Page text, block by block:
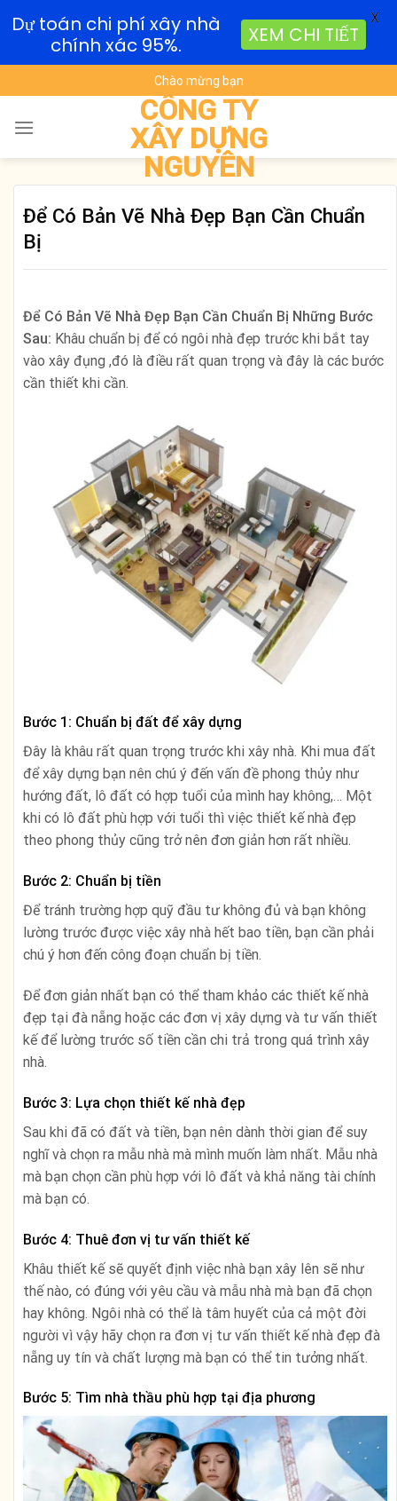
to
content
Chào mừng bạn
CÔNG TY
XÂY DỰNG
NGUYÊN
Để Có Bản Vẽ Nhà Đẹp Bạn Cần Chuẩn
Bị
Để Có Bản Vẽ Nhà Đẹp Bạn Cần Chuẩn Bị Những Bước
Sau: Khâu chuẩn bị để có ngôi nhà đẹp trước khi bắt tay
vào xây đụng ,đó là điều rất quan trọng và đây là các bước
cần thiết khi cần.
Bước 1: Chuẩn bị đất để xây dựng
Đây là khâu rất quan trọng trước khi xây nhà. Khi mua đất
để xây dựng bạn nên chú ý đến vấn đề phong thủy như
hướng đất, lô đất có hợp tuổi của mình hay không,… Một
khi có lô đất phù hợp với tuổi thì việc thiết kế nhà đẹp
theo phong thủy cũng trở nên đơn giản hơn rất nhiều.
Bước 2: Chuẩn bị tiền
Để tránh trường hợp quỹ đầu tư không đủ và bạn không
lường trước được việc xây nhà hết bao tiền, bạn cần phải
chú ý hơn đến công đoạn chuẩn bị tiền.
Để đơn giản nhất bạn có thể tham khảo các thiết kế nhà
đẹp tại đà nẵng hoặc các đơn vị xây dựng và tư vấn thiết
kế để lường trước số tiền cần chi trả trong quá trình xây
nhà.
Bước 3: Lựa chọn thiết kế nhà đẹp
Sau khi đã có đất và tiền, bạn nên dành thời gian để suy
nghĩ và chọn ra mẫu nhà mà mình muốn làm nhất. Mẫu nhà
mà bạn chọn cần phù hợp với lô đất và khả năng tài chính
mà bạn có.
Bước 4: Thuê đơn vị tư vấn thiết kế
Khâu thiết kế sẽ quyết định việc nhà bạn xây lên sẽ như
thế nào, có đúng với yêu cầu và mẫu nhà mà bạn đã chọn
hay không. Ngôi nhà có thể là tâm huyết của cả một đời
người vì vậy hãy chọn ra đơn vị tư vấn thiết kế nhà đẹp đà
nẵng uy tín và chất lượng mà bạn có thể tin tưởng nhất.
Bước 5: Tìm nhà thầu phù hợp tại địa phương
Dự toán chi phí xây nhà
chính xác 95%.
XEM CHI TIẾT
X